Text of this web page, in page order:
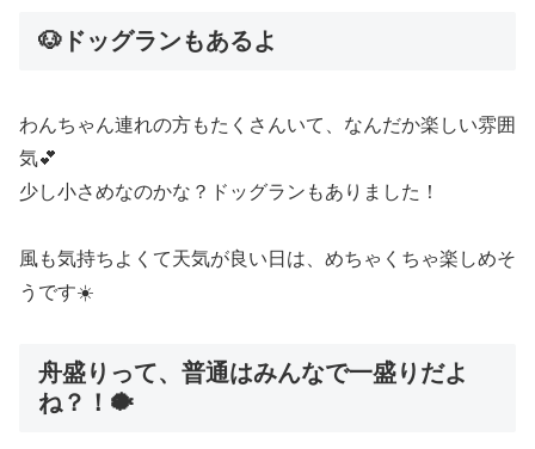
🐶ドッグランもあるよ
わんちゃん連れの方もたくさんいて、なんだか楽しい雰囲
気💕
少し小さめなのかな？ドッグランもありました！
風も気持ちよくて天気が良い日は、めちゃくちゃ楽しめそ
うです☀️
舟盛りって、普通はみんなで一盛りだよ
ね？！🐡